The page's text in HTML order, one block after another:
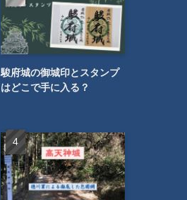
駿府城の御城印とスタンプ
はどこで手に入る？